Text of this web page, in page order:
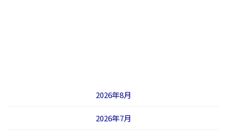
2026年8月
2026年7月